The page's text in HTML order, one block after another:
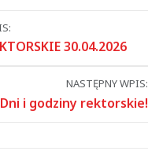
30.04.2026
NASTĘPNY WPIS:
Dni i godziny rektorskie!